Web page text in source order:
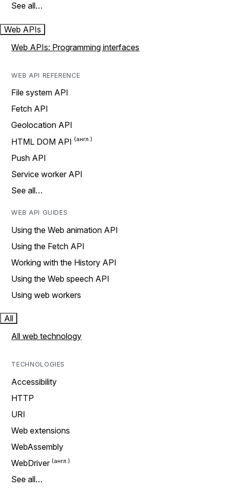
See all…
Web APIs
Web APIs: Programming interfaces
WEB API REFERENCE
File system API
Fetch API
Geolocation API
HTML DOM API
Push API
Service worker API
See all…
WEB API GUIDES
Using the Web animation API
Using the Fetch API
Working with the History API
Using the Web speech API
Using web workers
All
All web technology
TECHNOLOGIES
Accessibility
HTTP
URI
Web extensions
WebAssembly
WebDriver
See all…